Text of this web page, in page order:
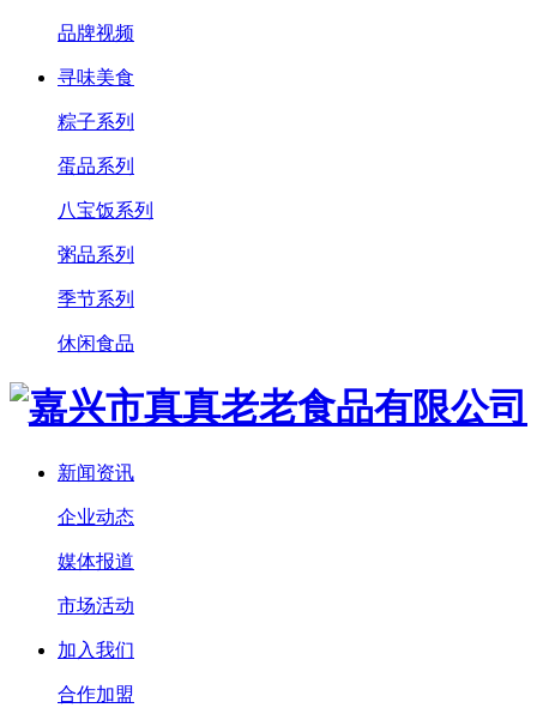
品牌视频
寻味美食
粽子系列
蛋品系列
八宝饭系列
粥品系列
季节系列
休闲食品
新闻资讯
企业动态
媒体报道
市场活动
加入我们
合作加盟